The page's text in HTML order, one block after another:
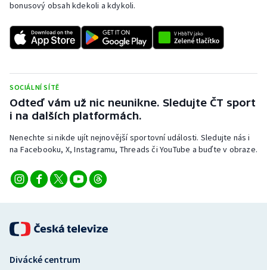
Sportovní střelba
Triatlon
Veslování
Vodní slalom
Volejbal
Ostatní
bonusový obsah kdekoli a kdykoli.
SOCIÁLNÍ SÍTĚ
Odteď vám už nic neunikne. Sledujte ČT sport
i na dalších platformách.
Nenechte si nikde ujít nejnovější sportovní události. Sledujte nás i
na Facebooku, X, Instagramu, Threads či YouTube a buďte v obraze.
Divácké centrum